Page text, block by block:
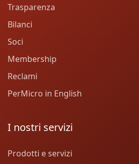
Trasparenza
Bilanci
Soci
Membership
Reclami
PerMicro in English
I nostri servizi
Prodotti e servizi